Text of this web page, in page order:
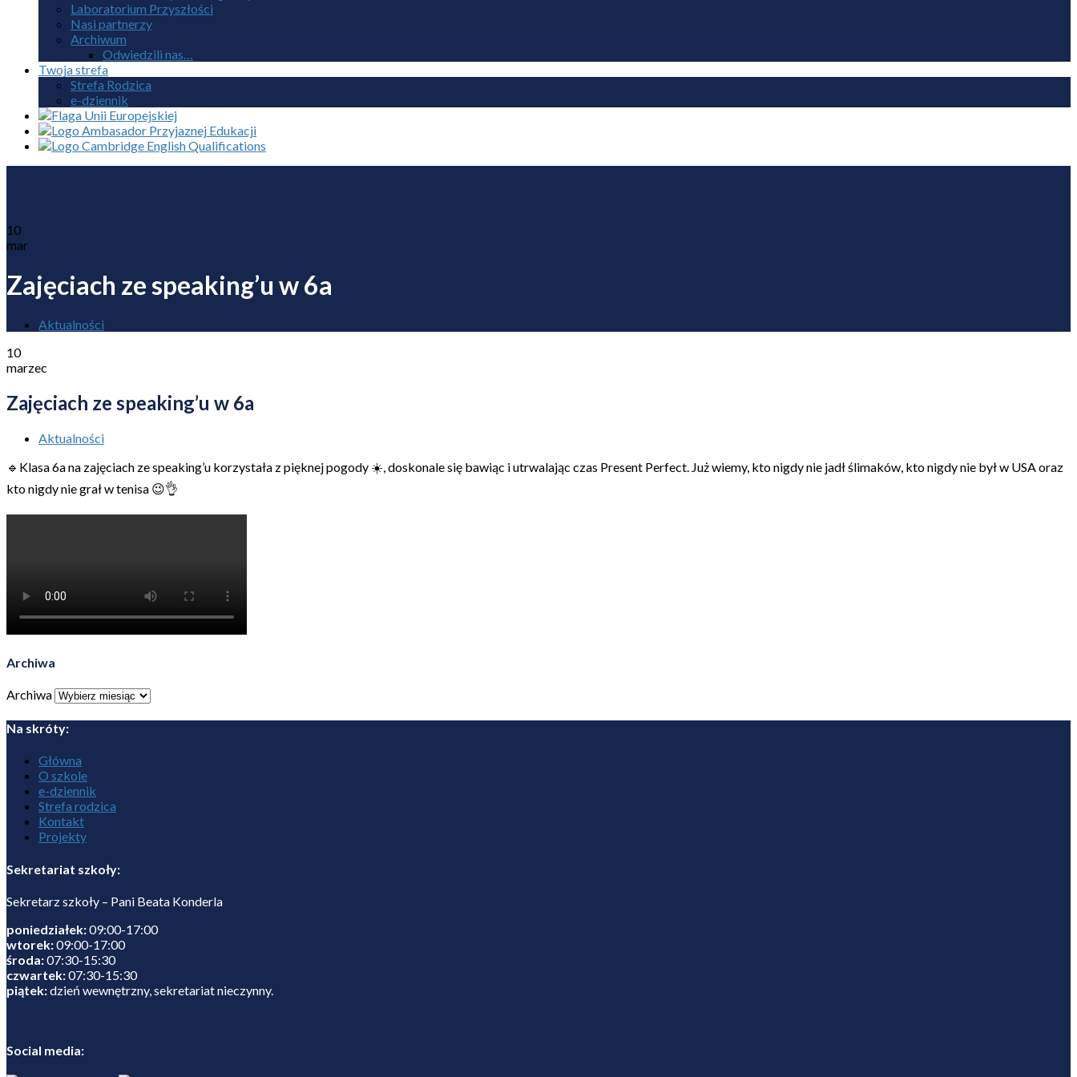
Laboratorium Przyszłości
Nasi partnerzy
Archiwum
Odwiedzili nas…
Twoja strefa
Strefa Rodzica
e-dziennik
10
mar
Zajęciach ze speaking’u w 6a
Aktualności
10
marzec
Zajęciach ze speaking’u w 6a
Aktualności
🔹Klasa 6a na zajęciach ze speaking’u korzystała z pięknej pogody ☀️, doskonale się bawiąc i utrwalając czas Present Perfect. Już wiemy, kto nigdy nie jadł ślimaków, kto nigdy nie był w USA oraz
kto nigdy nie grał w tenisa 😉👌
Archiwa
Archiwa
Na skróty:
Główna
O szkole
e-dziennik
Strefa rodzica
Kontakt
Projekty
Sekretariat szkoły:
Sekretarz szkoły – Pani Beata Konderla
poniedziałek:09:00-17:00
wtorek:09:00-17:00
środa:07:30-15:30
czwartek:07:30-15:30
piątek:dzień wewnętrzny, sekretariat nieczynny.
Social media: